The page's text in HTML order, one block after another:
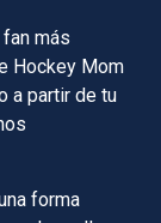
más
Hockey Mom
a partir de tu
forma